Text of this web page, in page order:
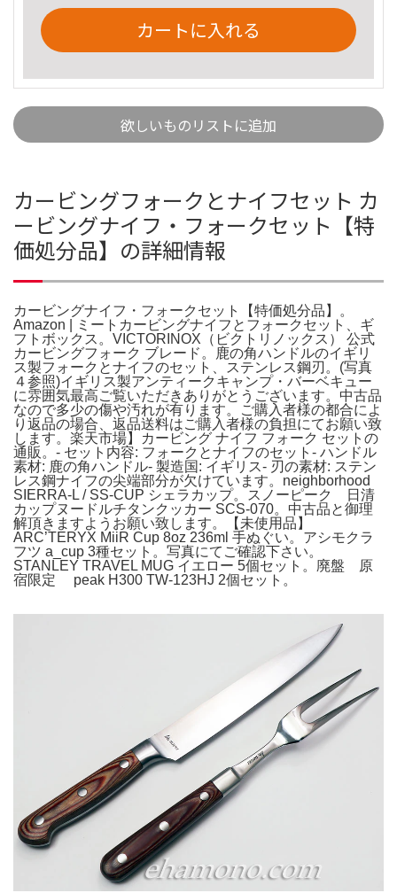
カートに入れる
欲しいものリストに追加
カービングフォークとナイフセット カ
ービングナイフ・フォークセット【特
価処分品】の詳細情報
カービングナイフ・フォークセット【特価処分品】。
Amazon | ミートカービングナイフとフォークセット、ギ
フトボックス。VICTORINOX（ビクトリノックス） 公式
カービングフォーク ブレード。鹿の角ハンドルのイギリ
ス製フォークとナイフのセット、ステンレス鋼刃。(写真
４参照)イギリス製アンティークキャンプ・バーベキュー
に雰囲気最高ご覧いただきありがとうございます。中古品
なので多少の傷や汚れが有ります。ご購入者様の都合によ
り返品の場合、返品送料はご購入者様の負担にてお願い致
します。楽天市場】カービング ナイフ フォーク セットの
通販。- セット内容: フォークとナイフのセット- ハンドル
素材: 鹿の角ハンドル- 製造国: イギリス- 刃の素材: ステン
レス鋼ナイフの尖端部分が欠けています。neighborhood
SIERRA-L / SS-CUP シェラカップ。スノーピーク 日清
カップヌードルチタンクッカー SCS-070。中古品と御理
解頂きますようお願い致します。【未使用品】
ARC’TERYX MiiR Cup 8oz 236ml 手ぬぐい。アシモクラ
フツ a_cup 3種セット。写真にてご確認下さい。
STANLEY TRAVEL MUG イエロー 5個セット。廃盤 原
宿限定 peak H300 TW-123HJ 2個セット。